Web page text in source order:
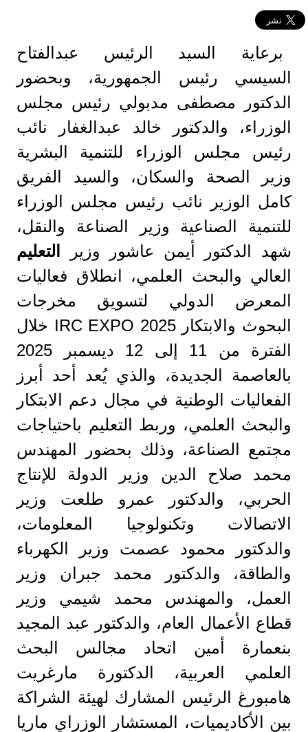
برعاية السيد الرئيس عبدالفتاح
السيسي رئيس الجمهورية، وبحضور
الدكتور مصطفى مدبولي رئيس مجلس
الوزراء، والدكتور خالد عبدالغفار نائب
رئيس مجلس الوزراء للتنمية البشرية
وزير الصحة والسكان، والسيد الفريق
كامل الوزير نائب رئيس مجلس الوزراء
للتنمية الصناعية وزير الصناعة والنقل،
شهد الدكتور أيمن عاشور وزير
التعليم
العالي والبحث العلمي، انطلاق فعاليات
المعرض الدولي لتسويق مخرجات
البحوث والابتكار IRC EXPO 2025 خلال
الفترة من 11 إلى 12 ديسمبر 2025
بالعاصمة الجديدة، والذي يُعد أحد أبرز
الفعاليات الوطنية في مجال دعم الابتكار
والبحث العلمي، وربط التعليم باحتياجات
مجتمع الصناعة، وذلك بحضور المهندس
محمد صلاح الدين وزير الدولة للإنتاج
الحربي، والدكتور عمرو طلعت وزير
الاتصالات وتكنولوجيا المعلومات،
والدكتور محمود عصمت وزير الكهرباء
والطاقة، والدكتور محمد جبران وزير
العمل، والمهندس محمد شيمي وزير
قطاع الأعمال العام، والدكتور عبد المجيد
بنعمارة أمين اتحاد مجالس البحث
العلمي العربية، الدكتورة مارغريت
هامبورغ الرئيس المشارك لهيئة الشراكة
بين الأكاديميات، المستشار الوزراي ماريا